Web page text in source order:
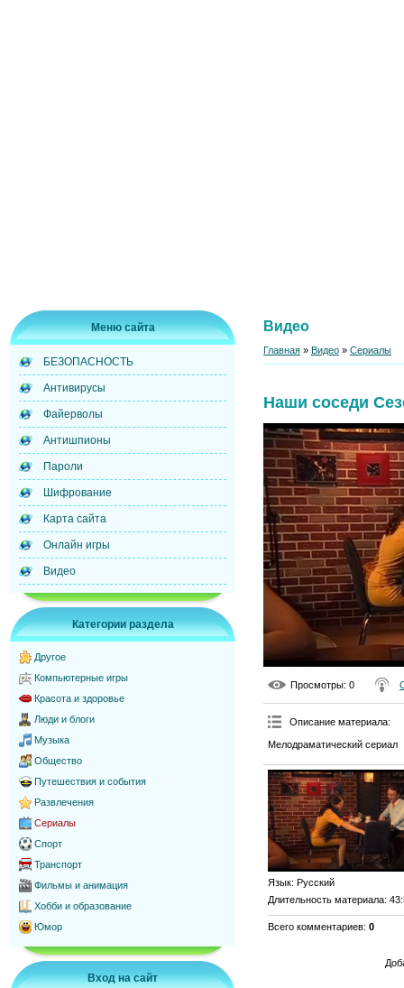
Меню сайта
БЕЗОПАСНОСТЬ
Антивирусы
Файерволы
Антишпионы
Пароли
Шифрование
Карта сайта
Онлайн игры
Видео
Категории раздела
Другое
Компьютерные игры
Красота и здоровье
Люди и блоги
Музыка
Общество
Путешествия и события
Развлечения
Сериалы
Спорт
Транспорт
Фильмы и анимация
Хобби и образование
Юмор
Вход на сайт
Видео
Главная » Видео » Сериалы
Наши соседи
Просмотры: 0
Описание материала:
Мелодраматический сериал
Язык: Русский
Длительность материала:
Всего комментариев: 0